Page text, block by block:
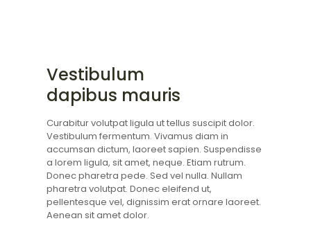
Vestibulum
dapibus mauris
Curabitur volutpat ligula ut tellus suscipit dolor.
Vestibulum fermentum. Vivamus diam in
accumsan dictum, laoreet sapien. Suspendisse
a lorem ligula, sit amet, neque. Etiam rutrum.
Donec pharetra pede. Sed vel nulla. Nullam
pharetra volutpat. Donec eleifend ut,
pellentesque vel, dignissim erat ornare laoreet.
Aenean sit amet dolor.